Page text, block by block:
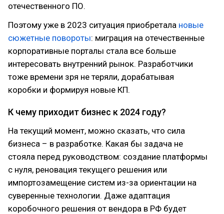
отечественного ПО.
Поэтому уже в 2023 ситуация приобретала новые
сюжетные повороты: миграция на отечественные
корпоративные порталы стала все больше
интересовать внутренний рынок. Разработчики
тоже времени зря не теряли, дорабатывая
коробки и формируя новые КП.
К чему приходит бизнес к 2024 году?
На текущий момент, можно сказать, что сила
бизнеса – в разработке. Какая бы задача не
стояла перед руководством: создание платформы
с нуля, реновация текущего решения или
импортозамещение систем из-за ориентации на
суверенные технологии. Даже адаптация
коробочного решения от вендора в РФ будет